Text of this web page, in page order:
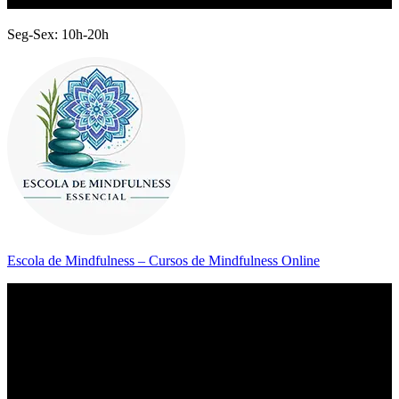
Seg-Sex: 10h-20h
Escola de Mindfulness – Cursos de Mindfulness Online